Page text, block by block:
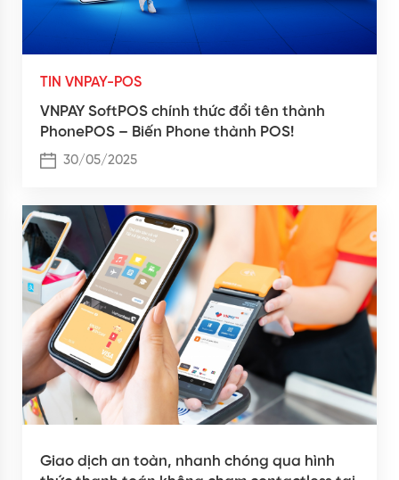
TIN VNPAY-POS
VNPAY SoftPOS chính thức đổi tên thành
PhonePOS – Biến Phone thành POS!
30/05/2025
Giao dịch an toàn, nhanh chóng qua hình